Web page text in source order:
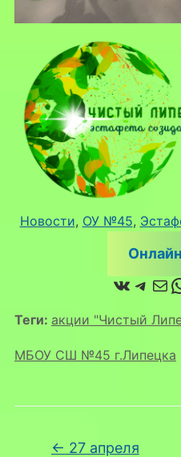
Новости, ОУ №45,
Теги: акции "Чистый
МБОУ СШ №45 г.Липецка
← 27 апреля